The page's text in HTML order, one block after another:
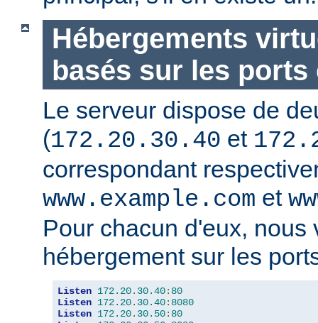
Hébergements
basés sur les ports
Le serveur dispose de
(172.20.30.40 et
correspondant
www.example.com et
Pour chacun d'eux, nous
hébergement sur les
Listen 172.20. 30.40: 80
Listen 172.20. 30.40: 8080
Listen 172.20. 30.50: 80